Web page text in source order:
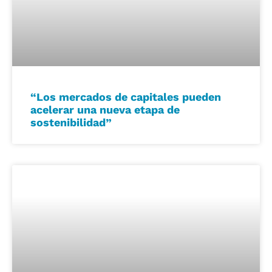
“Los mercados de capitales pueden
acelerar una nueva etapa de
sostenibilidad”